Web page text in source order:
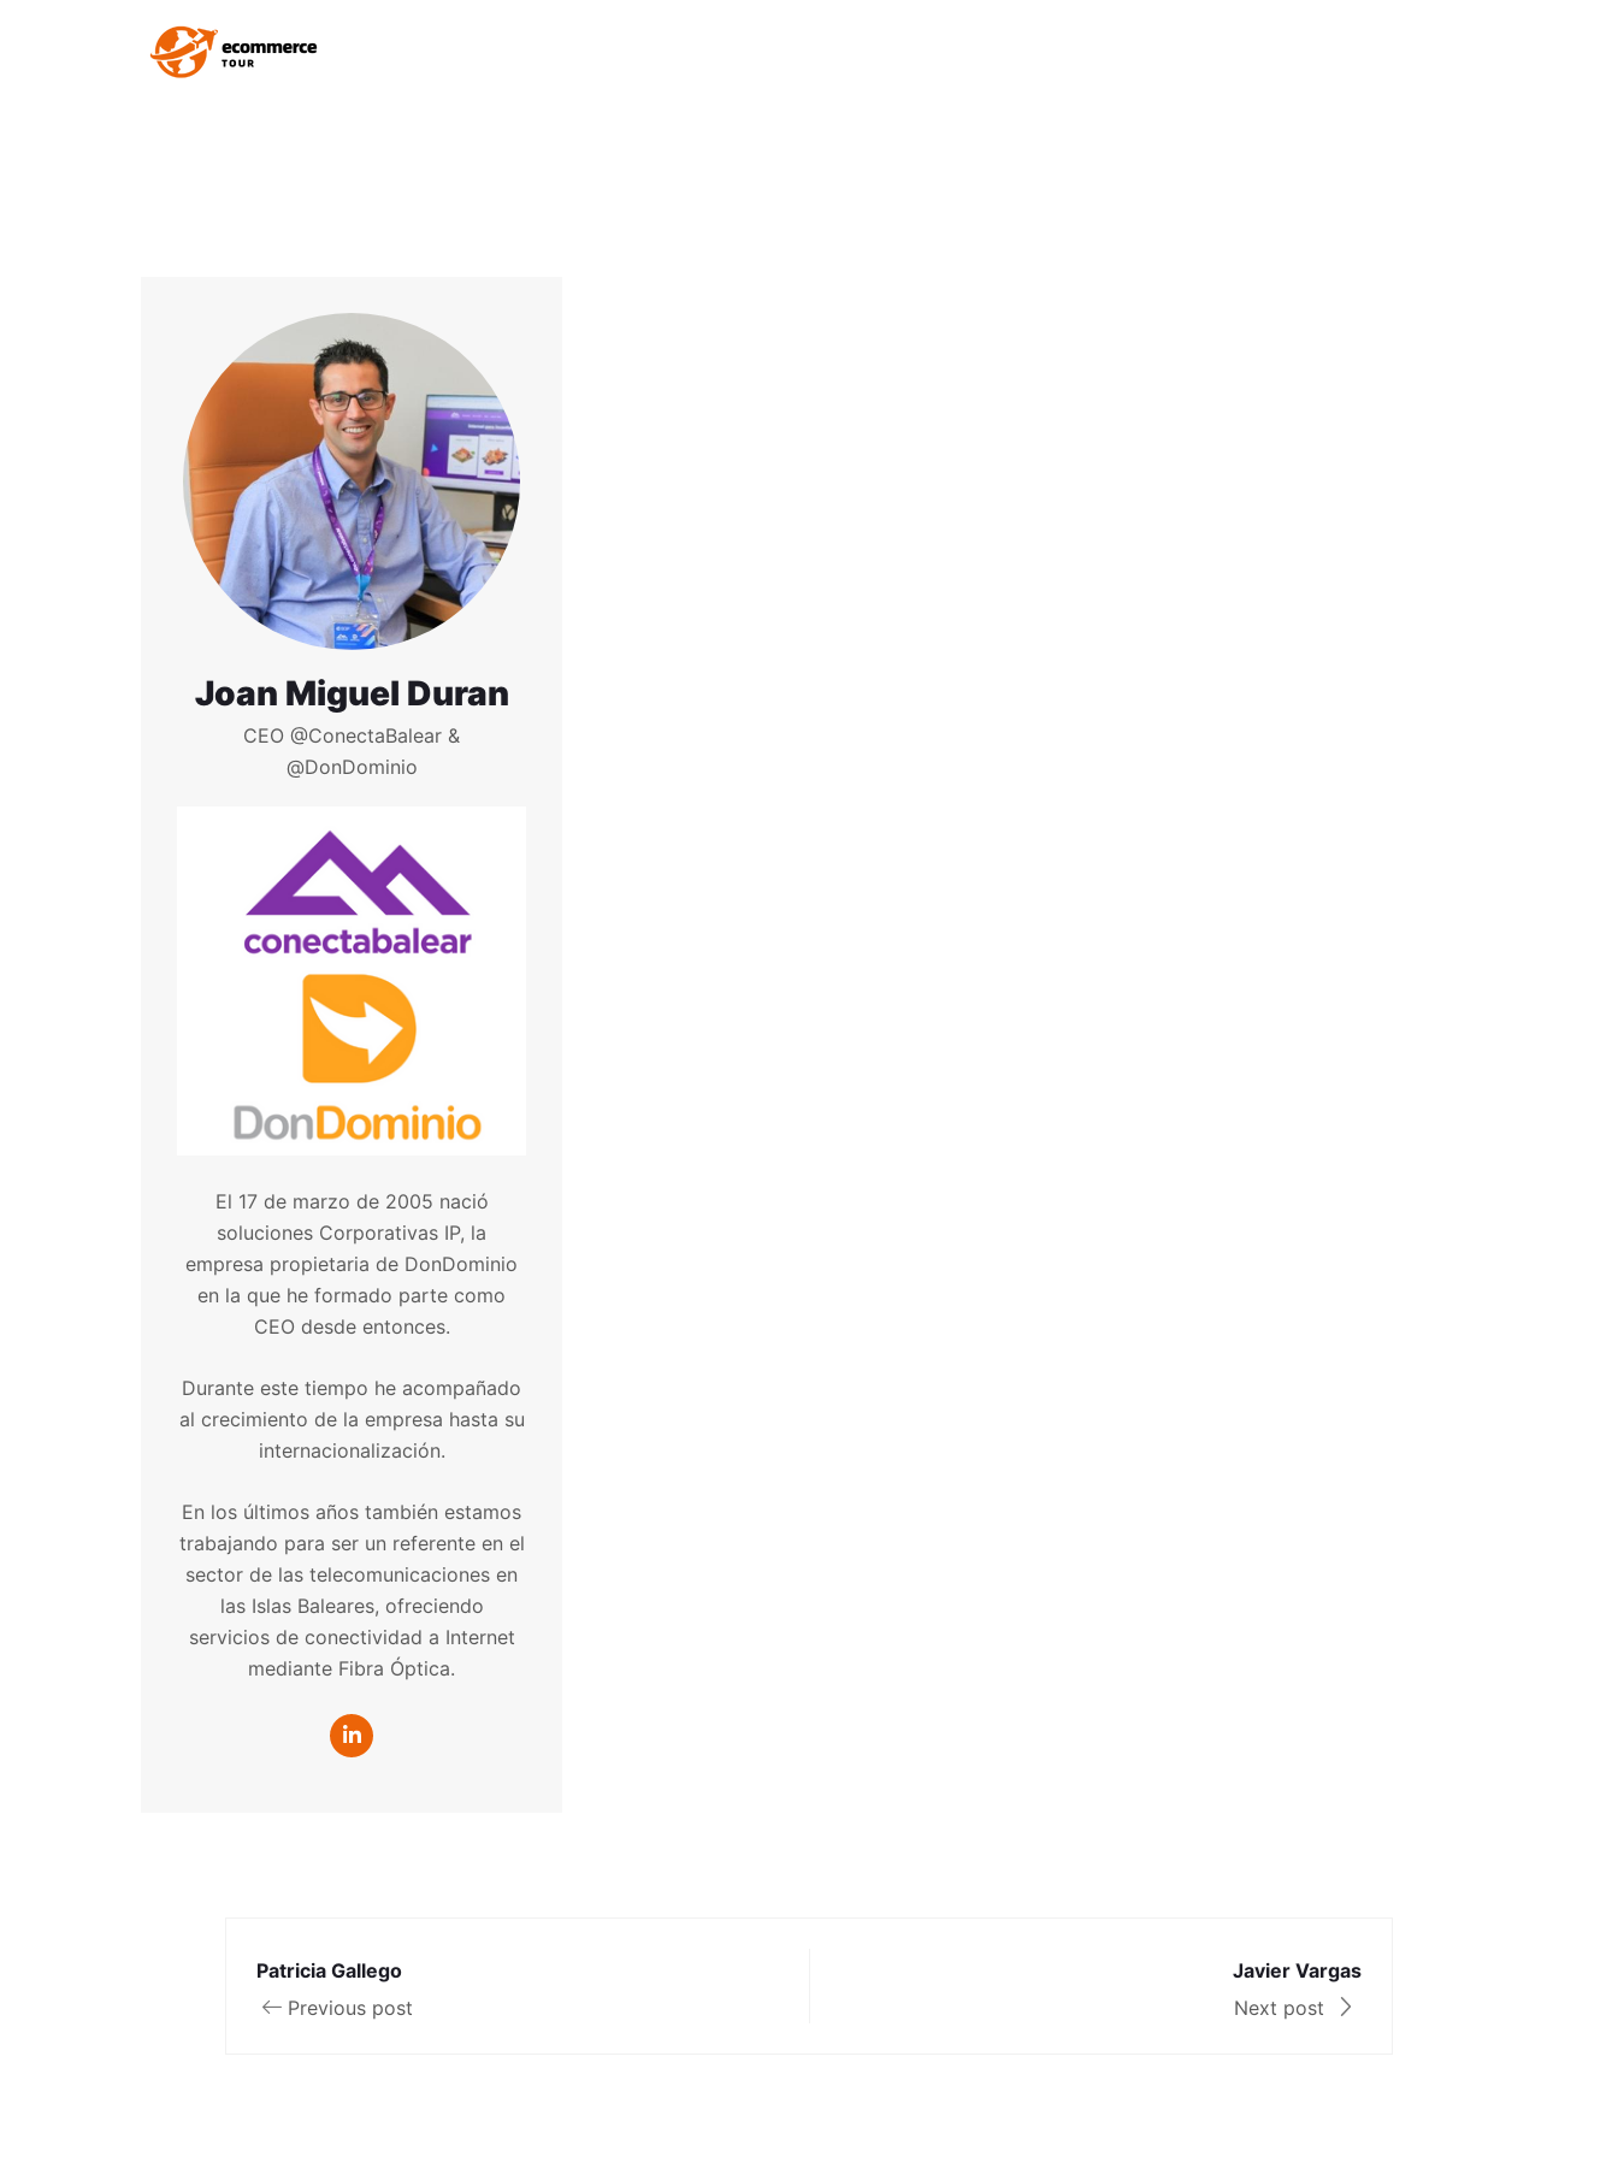
Joan Miguel Duran
CEO @ConectaBalear &
@DonDominio
El 17 de marzo de 2005 nació
soluciones Corporativas IP, la
empresa propietaria de DonDominio
en la que he formado parte como
CEO desde entonces.
Durante este tiempo he acompañado
al crecimiento de la empresa hasta su
internacionalización.
En los últimos años también estamos
trabajando para ser un referente en el
sector de las telecomunicaciones en
las Islas Baleares, ofreciendo
servicios de conectividad a Internet
mediante Fibra Óptica.
Patricia Gallego
Previous post
Javier Vargas
Next post